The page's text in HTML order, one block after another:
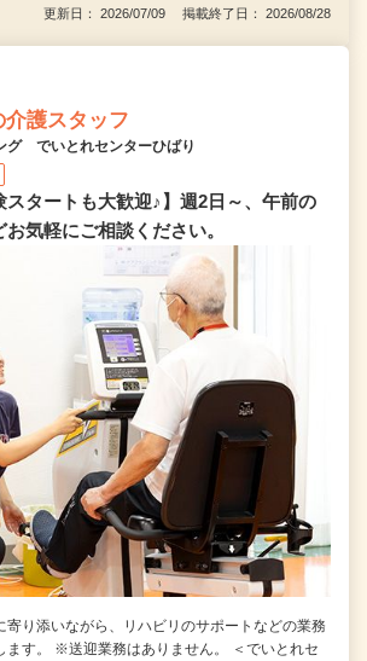
更新日： 2026/07/09 掲載終了日： 2026/08/28
護スタッフ
グ でいとれセンターひばり
スタートも大歓迎♪】週2日～、午前の
気軽にご相談ください。
寄り添いながら、リハビリのサポートなどの業務
ます。 ※送迎業務はありません。 ＜でいとれセ